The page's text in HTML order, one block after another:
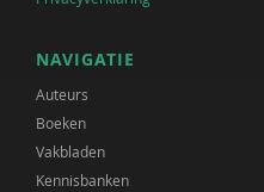
NAVIGATIE
Auteurs
Boeken
Vakbladen
Kennisbanken